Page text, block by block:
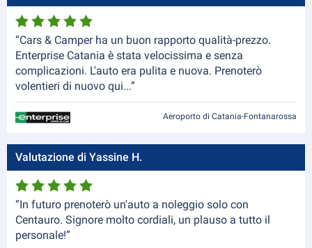
“Cars & Camper ha un buon rapporto qualità-prezzo.
Enterprise Catania è stata velocissima e senza
complicazioni. L'auto era pulita e nuova. Prenoterò
volentieri di nuovo qui...”
Aeroporto di Catania-Fontanarossa
Valutazione di Yassine H.
“In futuro prenoterò un'auto a noleggio solo con
Centauro. Signore molto cordiali, un plauso a tutto il
personale!”